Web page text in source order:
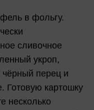
в фольгу.
сливочное
укроп,
чёрный перец и
Готовую картошку
несколько